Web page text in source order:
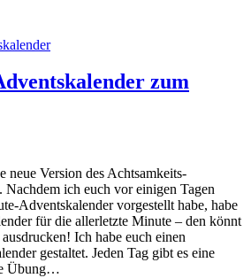
zum
Version des Achtsamkeits-
ich euch vor einigen Tagen
Adventskalender vorgestellt habe, habe
für die allerletzte Minute – den könnt
Ich habe euch einen
gestaltet. Jeden Tag gibt es eine
Übung…